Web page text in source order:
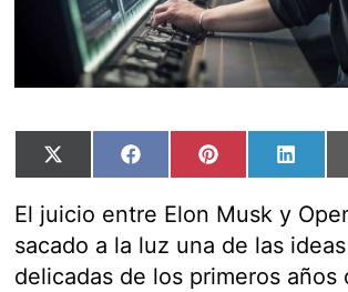
Compartir
en
X
Compartir
en
FacebookCompartir
en
Pinterest
en
El juicio entre Elon Musk y
sacado a la luz una de las
delicadas de los primeros años